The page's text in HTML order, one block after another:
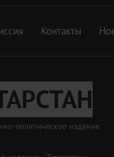
Контакты
политическое издание